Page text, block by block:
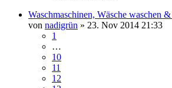
Waschmaschinen, Wäsche waschen
von nadigrün » 23. Nov 2014 21:33
1
…
10
11
12